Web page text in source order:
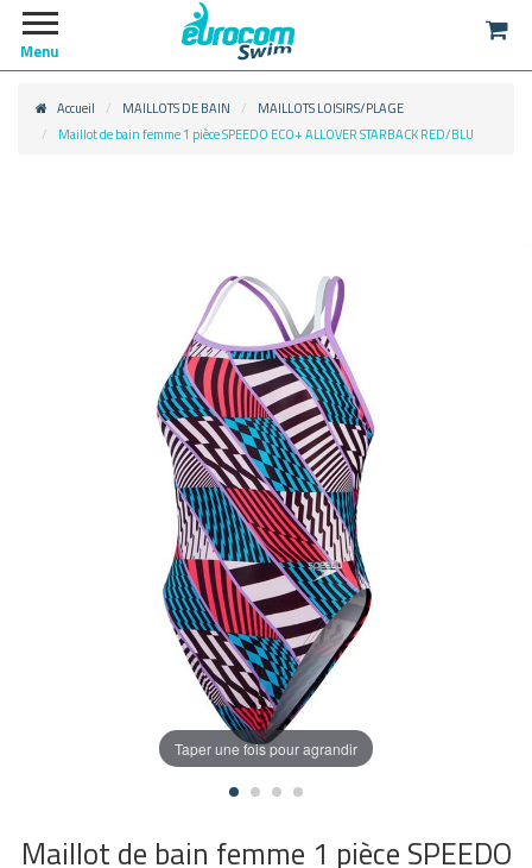
Menu
Accueil MAILLOTS DE BAIN
MAILLOTS LOISIRS/PLAGE
Maillot de bain femme 1 pièce SPEEDO ECO+ ALLOVER STARBACK RED/BLU
Taper une fois pour agrandir
Maillot de bain femme 1 pièce SPEEDO